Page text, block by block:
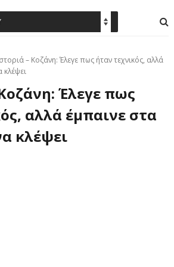
– Κοζάνη: Έλεγε πως ήταν τεχνικός, αλλά
κλέψει
Έλεγε πως
αλλά έμπαινε στα
κλέψει